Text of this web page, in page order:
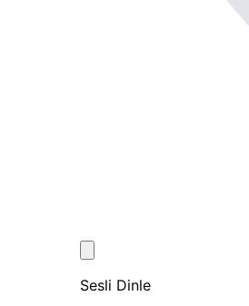
Sesli Dinle